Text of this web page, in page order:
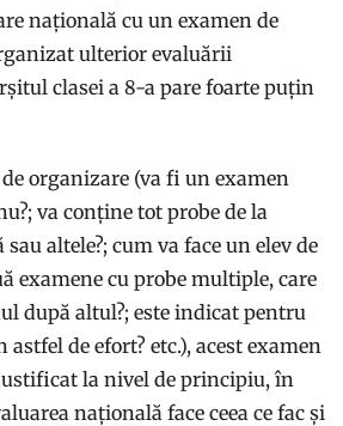
națională cu un examen de
ulterior evaluării
clasei a 8-a pare foarte puțin
organizare (va fi un examen
va conține tot probe de la
altele?; cum va face un elev de
examene cu probe multiple, care
după altul?; este indicat pentru
de efort? etc.), acest examen
la nivel de principiu, în
națională face ceea ce fac și